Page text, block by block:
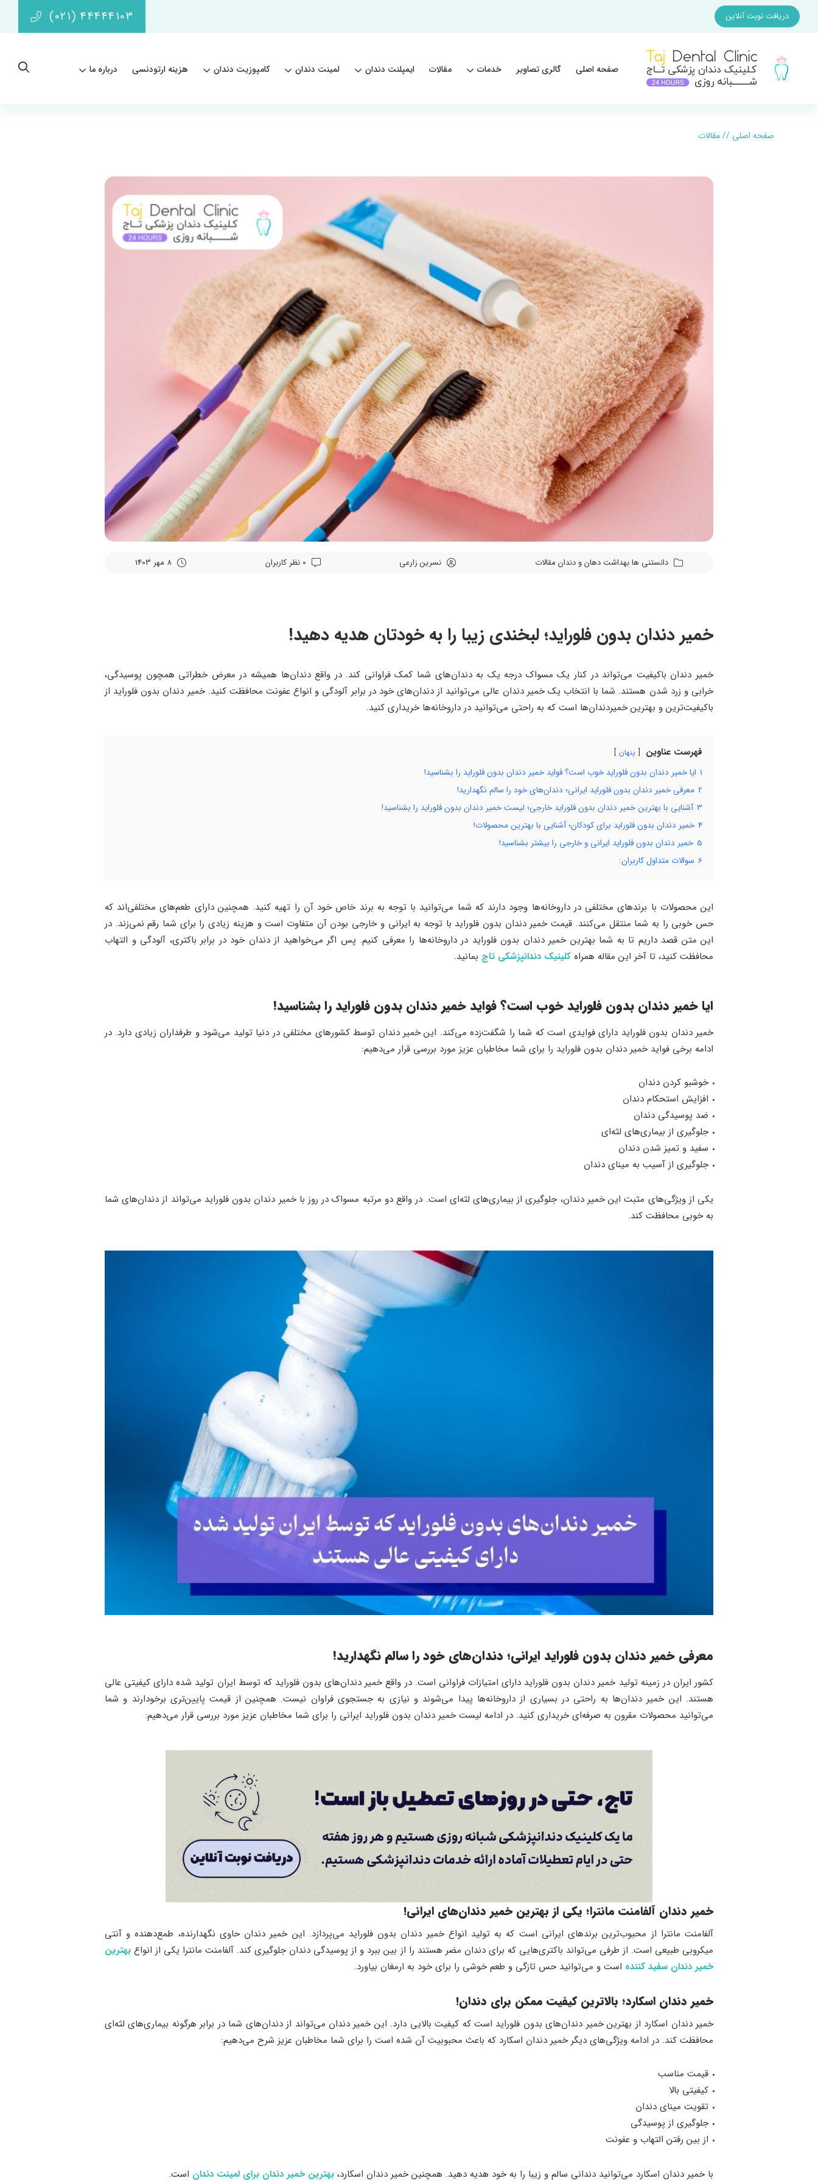
دریافت نوبت آنلاین (021) 44444103
صفحه اصلی گالری تصاویر خدمات مقالات ایمپلنت دندان لمینت دندان کامپوزیت دندان هزینه ارتودنسی درباره ما
صفحه اصلی //مقالات
دانستنی هابهداشت دهان و دندان مقالات نسرین زارعی
خمیر دندان بدون فلوراید؛ لبخندی زیبا را به خودتان هدیه دهید!
خمیر دندان باکیفیت می‌تواند در کنار یک مسواک درجه یک به دندان‌های شما کمک فراوانی کند. در واقع دندان‌ها همیشه در معرض خطراتی همچون پوسیدگی،
خرابی و زرد شدن هستند. شما با انتخاب یک خمیر دندان عالی می‌توانید از دندان‌های خود در برابر آلودگی و انواع عفونت محافظت کنید. خمیر دندان بدون فلوراید از
باکیفیت‌ترین و بهترین خمیردندان‌ها است که به راحتی می‌توانید در داروخانه‌ها خریداری کنید.
فهرست عناوین پنهان
1 ایا خمیر دندان بدون فلوراید خوب است؟ فواید خمیر دندان بدون فلوراید را بشناسید!
2 معرفی خمیر دندان بدون فلوراید ایرانی؛ دندان‌های خود را سالم نگهدارید!
3 آشنایی با بهترین خمیر دندان بدون فلوراید خارجی؛ لیست خمیر دندان بدون فلوراید را بشناسید!
4 خمیر دندان بدون فلوراید برای کودکان؛ آشنایی با بهترین محصولات!
5 خمیر دندان بدون فلوراید ایرانی و خارجی را بیشتر بشناسید!
6 سوالات متداول کاربران:
این محصولات با برندهای مختلفی در داروخانه‌ها وجود دارند که شما می‌توانید با توجه به برند خاص خود آن را تهیه کنید. همچنین دارای طعم‌های مختلفی‌اند که
حس خوبی را به شما منتقل می‌کنند. قیمت خمیر دندان بدون فلوراید با توجه به ایرانی و خارجی بودن آن متفاوت است و هزینه‌ زیادی را برای شما رقم نمی‌زند. در
این متن قصد داریم تا به شما بهترین خمیر دندان بدون فلوراید در داروخانه‌ها را معرفی کنیم. پس اگر می‌خواهید از دندان خود در برابر باکتری، آلودگی و التهاب
محافظت کنید، تا آخر این مقاله همراه کلینیک دندانپزشکی تاج بمانید.
ایا خمیر دندان بدون فلوراید خوب است؟ فواید خمیر دندان بدون فلوراید را بشناسید!
خمیر دندان بدون فلوراید دارای فوایدی است که شما را شگفت‌زده می‌کند. این خمیر دندان توسط کشورهای مختلفی در دنیا تولید می‌شود و طرفداران زیادی دارد. در
ادامه برخی فواید خمیر دندان بدون فلوراید را برای شما مخاطبان عزیز مورد بررسی قرار می‌دهیم:
خوشبو کردن دندان
افزایش استحکام دندان
ضد پوسیدگی دندان
جلوگیری از بیماری‌های لثه‌ای
سفید و تمیز شدن دندان
جلوگیری از آسیب به مینای دندان
یکی از ویژگی‌های مثبت این خمیر دندان، جلوگیری از بیماری‌های لثه‌ای است. در واقع دو مرتبه مسواک در روز با خمیر دندان بدون فلوراید می‌تواند از دندان‌های شما
به خوبی محافظت کند.
معرفی خمیر دندان بدون فلوراید ایرانی؛ دندان‌های خود را سالم نگهدارید!
کشور ایران در زمینه تولید خمیر دندان بدون فلوراید دارای امتیازات فراوانی است. در واقع خمیر دندان‌های بدون فلوراید که توسط ایران تولید شده دارای کیفیتی عالی
هستند. این خمیر دندان‌ها به راحتی در بسیاری از داروخانه‌ها پیدا می‌شوند و نیازی به جستجوی فراوان نیست. همچنین از قیمت پایین‌تری برخودارند و شما
می‌توانید محصولات مقرون به صرفه‌ای خریداری کنید. در ادامه لیست خمیر دندان بدون فلوراید ایرانی را برای شما مخاطبان عزیز مورد بررسی قرار می‌دهیم:
خمیر دندان آلفامنت مانترا؛ یکی از بهترین خمیر دندان‌های ایرانی!
آلفامنت مانترا از محبوب‌ترین برندهای ایرانی است که به تولید انواع خمیر دندان بدون فلوراید می‌پردازد. این خمیر دندان حاوی نگهدارنده، طمع‌دهنده و آنتی
میکروبی طبیعی است. از طرفی می‌تواند باکتری‌هایی که برای دندان مضر هستند را از بین ببرد و از پوسیدگی دندان جلوگیری کند. آلفامنت مانترا یکی از انواع بهترین
خمیر دندان سفید کننده است و می‌توانید حس تازگی و طعم خوشی را برای خود به ارمغان بیاورد.
خمیر دندان اسکارد؛ بالاترین کیفیت ممکن برای دندان‌!
خمیر دندان اسکارد از بهترین خمیر دندان‌های بدون فلوراید است که کیفیت بالایی دارد. این خمیر دندان می‌تواند از دندان‌های شما در برابر هرگونه بیماری‌های لثه‌ای
محافظت کند. در ادامه ویژگی‌های دیگر خمیر دندان اسکارد که باعث محبوبیت آن شده است را برای شما مخاطبان عزیز شرح می‌دهیم:
قیمت مناسب
کیفیتی بالا
تقویت مینای دندان
جلوگیری از پوسیدگی
از بین رفتن التهاب و عفونت
با خمیر دندان اسکارد می‌توانید دندانی سالم و زیبا را به خود هدیه دهید. همچنین خمیر دندان اسکارد، بهترین خمیر دندان برای لمینت دندان است.